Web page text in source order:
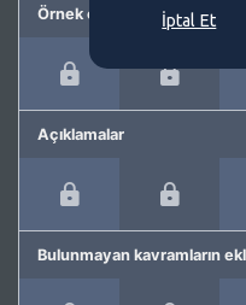
Örnek cümleler
Açıklamalar
Bulunmayan kavramların
İptal Et